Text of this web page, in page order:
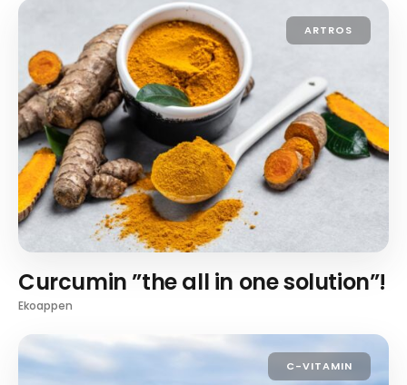
ARTROS
Curcumin ”the all in one solution”!
Ekoappen
C-VITAMIN